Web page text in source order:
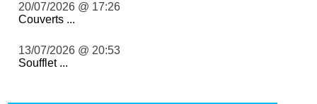
20/07/2026 @ 17:26
Couverts ...
13/07/2026 @ 20:53
Soufflet ...